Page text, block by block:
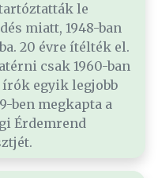
tartóztatták le
miatt, 1948-ban
20 évre ítélték el.
csak 1960-ban
egyik legjobb
ben megkapta a
Érdemrend